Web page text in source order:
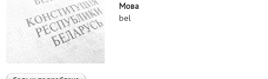
Мова
bel